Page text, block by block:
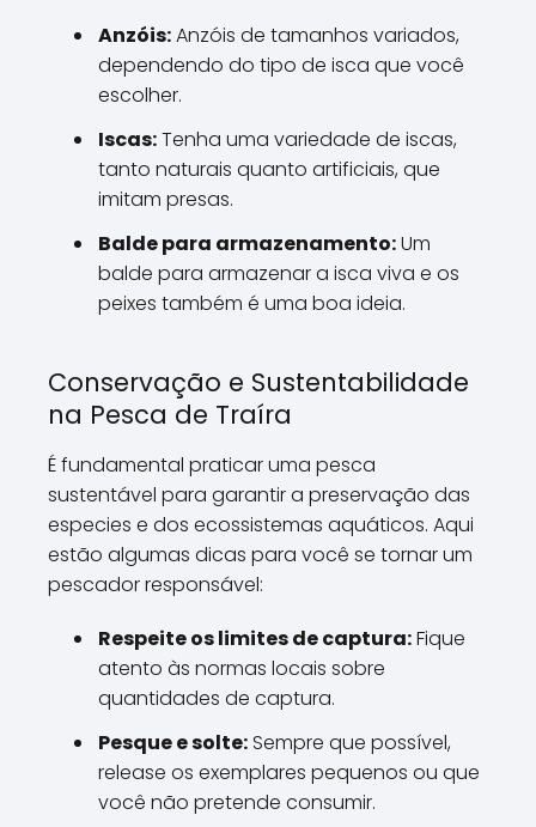
Anzóis:Anzóis de tamanhos variados,
dependendo do tipo de isca que você
escolher.
Iscas:Tenha uma variedade de iscas,
tanto naturais quanto artificiais, que
imitam presas.
Balde para armazenamento:Um
balde para armazenar a isca viva e os
peixes também é uma boa ideia.
Conservação e Sustentabilidade
na Pesca de Traíra
É fundamental praticar uma pesca
sustentável para garantir a preservação das
especies e dos ecossistemas aquáticos. Aqui
estão algumas dicas para você se tornar um
pescador responsável:
Respeite os limites de captura:Fique
atento às normas locais sobre
quantidades de captura.
Pesque e solte:Sempre que possível,
release os exemplares pequenos ou que
você não pretende consumir.